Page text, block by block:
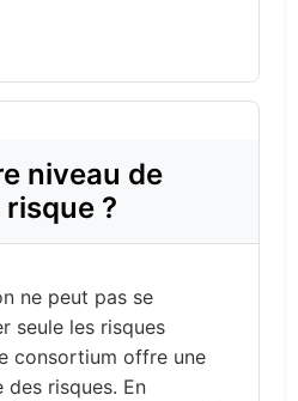
niveau de
?
ne peut pas se
seule les risques
consortium offre une
risques. En